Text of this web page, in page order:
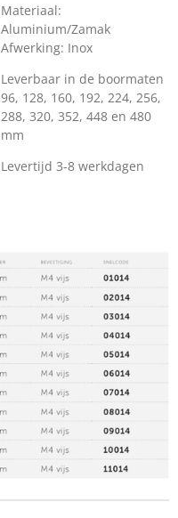
Materiaal:
Aluminium/Zamak
Afwerking: Inox
Leverbaar in de boormaten
96, 128, 160, 192, 224, 256,
288, 320, 352, 448 en 480
mm
Levertijd 3-8 werkdagen